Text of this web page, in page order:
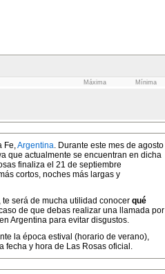
Máxima Mínima
Fe,Argentina. Durante este mes de agosto
que actualmente se encuentran en dicha
finaliza el 21 de septiembre
cortos, noches más largas y
será de mucha utilidad conocer qué
de que debas realizar una llamada por
Argentina para evitar disgustos.
la época estival (horario de verano),
fecha y hora de Las Rosas oficial.